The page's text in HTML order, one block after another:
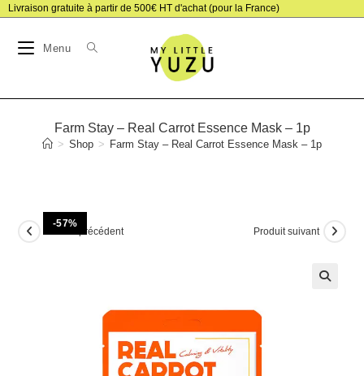
Skip
content
Livraison gratuite à partir de 500€ HT d'achat (pour la France)
Menu
Farm Stay – Real Carrot Essence Mask – 1p
> Shop > Farm Stay – Real Carrot Essence Mask – 1p
-57%
Produit précédent Produit suivant